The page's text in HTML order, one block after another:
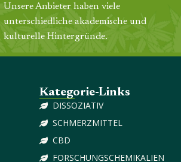
Unsere Anbieter haben viele
unterschiedliche akademische und
kulturelle Hintergründe.
Kategorie-Links
DISSOZIATIV
SCHMERZMITTEL
CBD
FORSCHUNGSCHEMIKALIEN